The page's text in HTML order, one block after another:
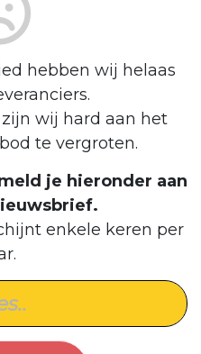
hebben wij helaas
wij hard aan het
te vergroten.
je hieronder aan
enkele keren per